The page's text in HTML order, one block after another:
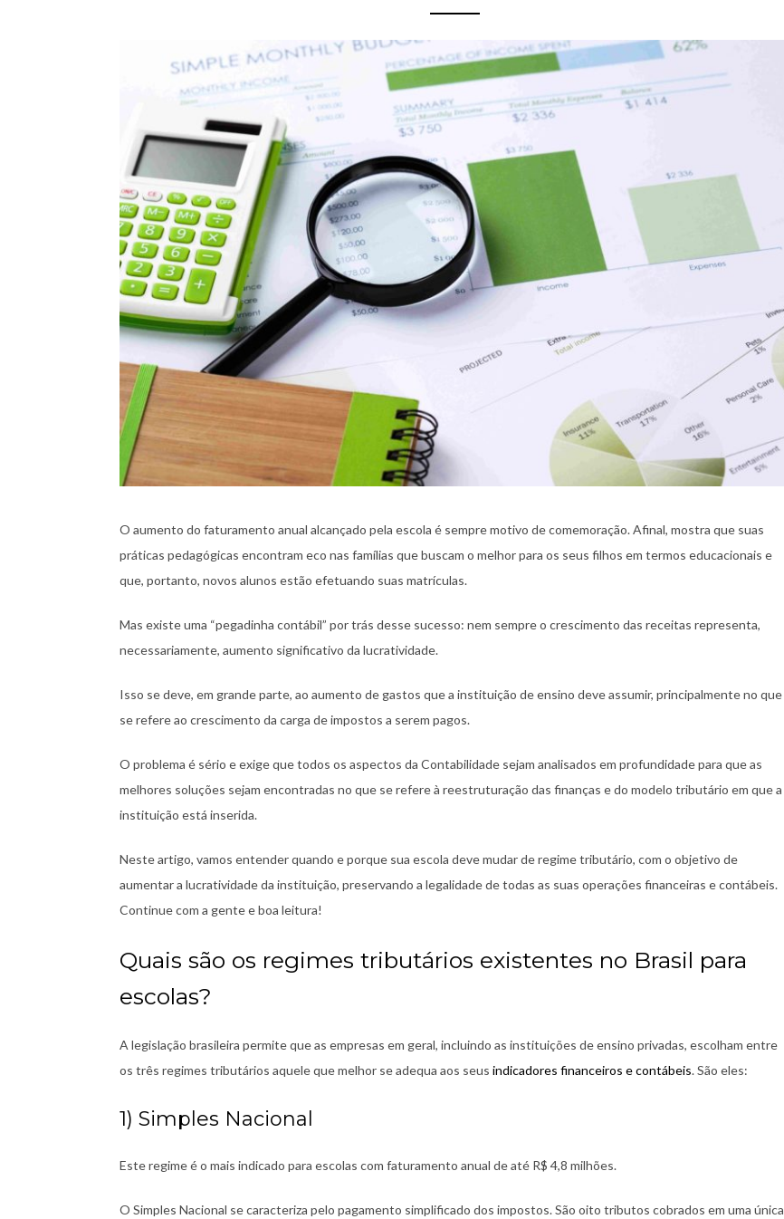
O aumento do faturamento anual alcançado pela escola é sempre motivo de comemoração. Afinal, mostra que suas
práticas pedagógicas encontram eco nas famílias que buscam o melhor para os seus filhos em termos educacionais e
que, portanto, novos alunos estão efetuando suas matrículas.
Mas existe uma “pegadinha contábil” por trás desse sucesso: nem sempre o crescimento das receitas representa,
necessariamente, aumento significativo da lucratividade.
Isso se deve, em grande parte, ao aumento de gastos que a instituição de ensino deve assumir, principalmente no que
se refere ao crescimento da carga de impostos a serem pagos.
O problema é sério e exige que todos os aspectos da Contabilidade sejam analisados em profundidade para que as
melhores soluções sejam encontradas no que se refere à reestruturação das finanças e do modelo tributário em que a
instituição está inserida.
Neste artigo, vamos entender quando e porque sua escola deve mudar de regime tributário, com o objetivo de
aumentar a lucratividade da instituição, preservando a legalidade de todas as suas operações financeiras e contábeis.
Continue com a gente e boa leitura!
Quais são os regimes tributários existentes no Brasil para
escolas?
A legislação brasileira permite que as empresas em geral, incluindo as instituições de ensino privadas, escolham entre
os três regimes tributários aquele que melhor se adequa aos seus indicadores financeiros e contábeis. São eles:
1) Simples Nacional
Este regime é o mais indicado para escolas com faturamento anual de até R$ 4,8 milhões.
O Simples Nacional se caracteriza pelo pagamento simplificado dos impostos. São oito tributos cobrados em uma única